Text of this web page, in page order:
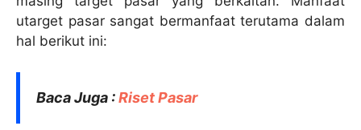
utarget pasar sangat bermanfaat terutama dalam
hal berikut ini:
Baca Juga :Riset Pasar